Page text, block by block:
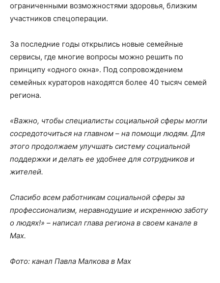
ограниченными возможностями здоровья, близким
участников спецоперации.
За последние годы открылись новые семейные
сервисы, где многие вопросы можно решить по
принципу «одного окна». Под сопровождением
семейных кураторов находятся более 40 тысяч семей
региона.
«Важно, чтобы специалисты социальной сферы могли
сосредоточиться на главном – на помощи людям. Для
этого продолжаем улучшать систему социальной
поддержки и делать ее удобнее для сотрудников и
жителей.
Спасибо всем работникам социальной сферы за
профессионализм, неравнодушие и искреннюю заботу
о людях!» – написал глава региона в своем канале в
Мах.
Фото: канал Павла Малкова в Мах